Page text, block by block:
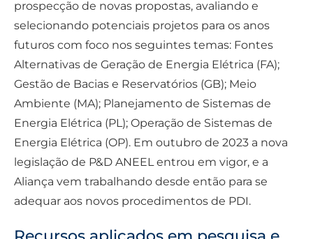
prospecção de novas propostas, avaliando e
selecionando potenciais projetos para os anos
futuros com foco nos seguintes temas: Fontes
Alternativas de Geração de Energia Elétrica (FA);
Gestão de Bacias e Reservatórios (GB); Meio
Ambiente (MA); Planejamento de Sistemas de
Energia Elétrica (PL); Operação de Sistemas de
Energia Elétrica (OP). Em outubro de 2023 a nova
legislação de P&D ANEEL entrou em vigor, e a
Aliança vem trabalhando desde então para se
adequar aos novos procedimentos de PDI.